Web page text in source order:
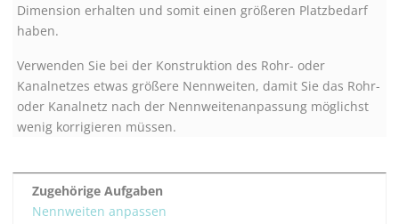
Dimension erhalten und somit einen größeren Platzbedarf
haben.
Verwenden Sie bei der Konstruktion des Rohr- oder
Kanalnetzes etwas größere Nennweiten, damit Sie das Rohr-
oder Kanalnetz nach der Nennweitenanpassung möglichst
wenig korrigieren müssen.
Zugehörige Aufgaben
Nennweiten anpassen